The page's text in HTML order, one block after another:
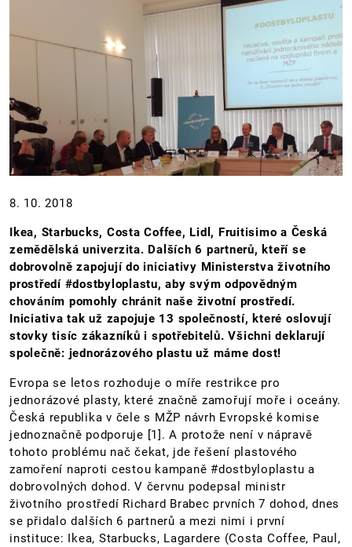
8. 10. 2018
Ikea, Starbucks, Costa Coffee, Lidl, Fruitisimo a Česká
zemědělská univerzita. Dalších 6 partnerů, kteří se
dobrovolně zapojují do iniciativy Ministerstva životního
prostředí #dostbyloplastu, aby svým odpovědným
chováním pomohly chránit naše životní prostředí.
Iniciativa tak už zapojuje 13 společností, které oslovují
stovky tisíc zákazníků i spotřebitelů. Všichni deklarují
společně: jednorázového plastu už máme dost!
Evropa se letos rozhoduje o míře restrikce pro
jednorázové plasty, které značně zamořují moře i oceány.
Česká republika v čele s MŽP návrh Evropské komise
jednoznačně podporuje [1]. A protože není v nápravě
tohoto problému nač čekat, jde řešení plastového
zamoření naproti cestou kampaně #dostbyloplastu a
dobrovolných dohod. V červnu podepsal ministr
životního prostředí Richard Brabec prvních 7 dohod, dnes
se přidalo dalších 6 partnerů a mezi nimi i první
instituce: Ikea, Starbucks, Lagardere (Costa Coffee, Paul,